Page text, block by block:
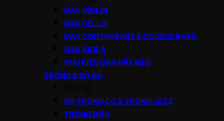
ĐÀN VIOLIN
ĐÀN CELLO
ĐÀN CONTRABASS & DOUBLE BASS
ĐÀN VIOLA
PHỤ KIỆN ĐÀN DÂY KÉO
TRỐNG & BỘ GÕ
BỘ TRỐNG CƠ & TRỐNG JAZZ
TRỐNG ĐIỆN